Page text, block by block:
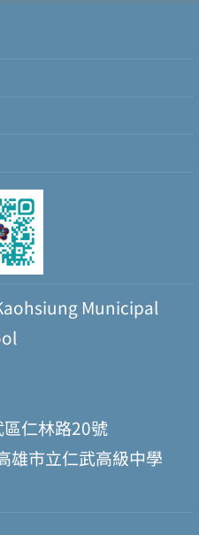
Municipal
仁林路20號
雄市立仁武高級中學